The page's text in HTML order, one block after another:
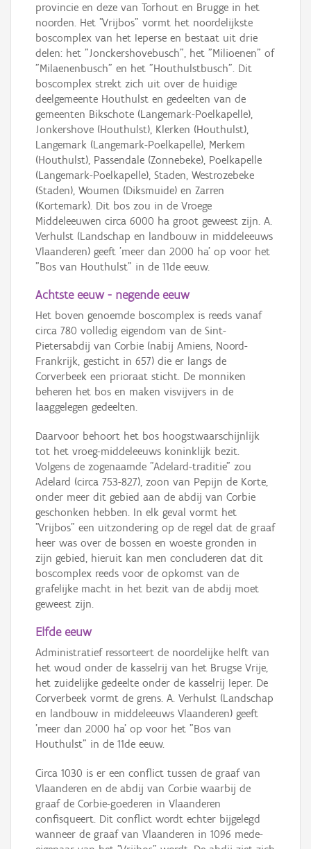
provincie en deze van Torhout en Brugge in het
noorden. Het "Vrijbos" vormt het noordelijkste
boscomplex van het Ieperse en bestaat uit drie
delen: het "Jonckershovebusch", het "Milioenen" of
"Milaenenbusch" en het "Houthulstbusch". Dit
boscomplex strekt zich uit over de huidige
deelgemeente Houthulst en gedeelten van de
gemeenten Bikschote (Langemark-Poelkapelle),
Jonkershove (Houthulst), Klerken (Houthulst),
Langemark (Langemark-Poelkapelle), Merkem
(Houthulst), Passendale (Zonnebeke), Poelkapelle
(Langemark-Poelkapelle), Staden, Westrozebeke
(Staden), Woumen (Diksmuide) en Zarren
(Kortemark). Dit bos zou in de Vroege
Middeleeuwen circa 6000 ha groot geweest zijn. A.
Verhulst (Landschap en landbouw in middeleeuws
Vlaanderen) geeft 'meer dan 2000 ha' op voor het
"Bos van Houthulst" in de 11de eeuw.
Achtste eeuw - negende eeuw
Het boven genoemde boscomplex is reeds vanaf
circa 780 volledig eigendom van de Sint-
Pietersabdij van Corbie (nabij Amiens, Noord-
Frankrijk, gesticht in 657) die er langs de
Corverbeek een prioraat sticht. De monniken
beheren het bos en maken visvijvers in de
laaggelegen gedeelten.
Daarvoor behoort het bos hoogstwaarschijnlijk
tot het vroeg-middeleeuws koninklijk bezit.
Volgens de zogenaamde "Adelard-traditie" zou
Adelard (circa 753-827), zoon van Pepijn de Korte,
onder meer dit gebied aan de abdij van Corbie
geschonken hebben. In elk geval vormt het
"Vrijbos" een uitzondering op de regel dat de graaf
heer was over de bossen en woeste gronden in
zijn gebied, hieruit kan men concluderen dat dit
boscomplex reeds voor de opkomst van de
grafelijke macht in het bezit van de abdij moet
geweest zijn.
Elfde eeuw
Administratief ressorteert de noordelijke helft van
het woud onder de kasselrij van het Brugse Vrije,
het zuidelijke gedeelte onder de kasselrij Ieper. De
Corverbeek vormt de grens. A. Verhulst (Landschap
en landbouw in middeleeuws Vlaanderen) geeft
'meer dan 2000 ha' op voor het "Bos van
Houthulst" in de 11de eeuw.
Circa 1030 is er een conflict tussen de graaf van
Vlaanderen en de abdij van Corbie waarbij de
graaf de Corbie-goederen in Vlaanderen
confisqueert. Dit conflict wordt echter bijgelegd
wanneer de graaf van Vlaanderen in 1096 mede-